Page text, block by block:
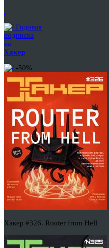
Годовая
подписка
на
Хакер
-50%
Хакер #326. Router from Hell